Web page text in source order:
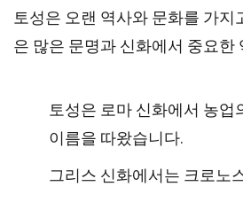
토성은 오랜 역사와 문화를 가지
은 많은 문명과 신화에서 중요한
토성은 로마 신화에서 농업
이름을 따왔습니다.
그리스 신화에서는 크로노